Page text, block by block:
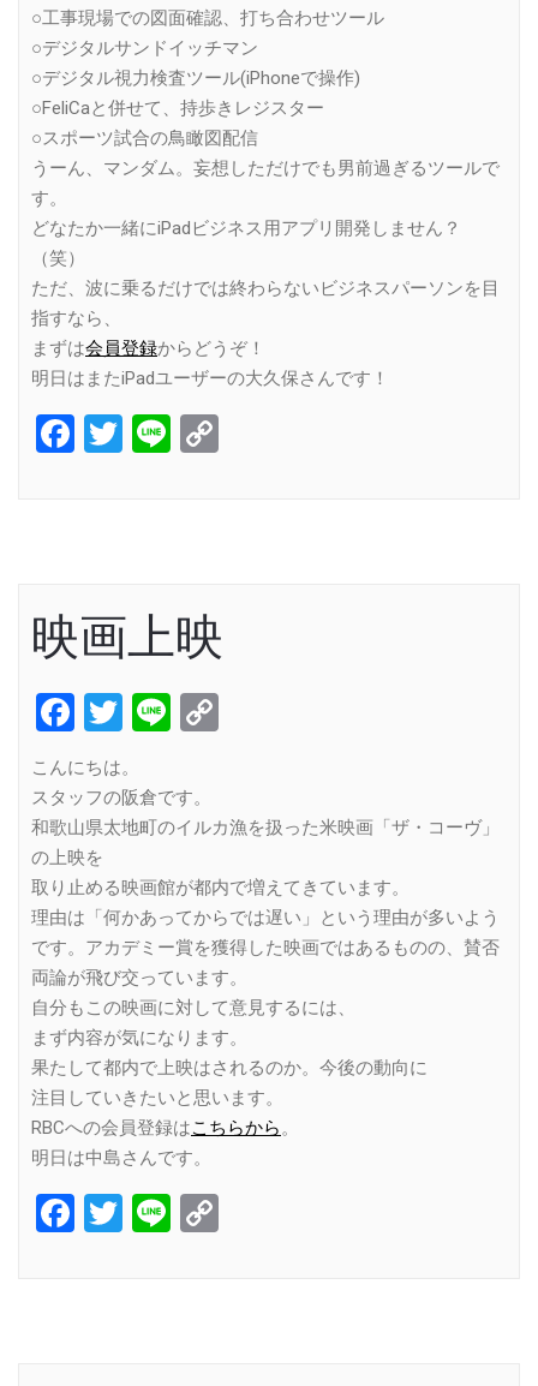
○工事現場での図面確認、打ち合わせツール
○デジタルサンドイッチマン
○デジタル視力検査ツール(iPhoneで操作)
○FeliCaと併せて、持歩きレジスター
○スポーツ試合の鳥瞰図配信
うーん、マンダム。妄想しただけでも男前過ぎるツールで
す。
どなたか一緒にiPadビジネス用アプリ開発しません？
（笑）
ただ、波に乗るだけでは終わらないビジネスパーソンを目
指すなら、
まずは会員登録からどうぞ！
明日はまたiPadユーザーの大久保さんです！
Facebook
Twitter
Line
映画上映
Facebook
Twitter
Line
こんにちは。
スタッフの阪倉です。
和歌山県太地町のイルカ漁を扱った米映画「ザ・コーヴ」
の上映を
取り止める映画館が都内で増えてきています。
理由は「何かあってからでは遅い」という理由が多いよう
です。アカデミー賞を獲得した映画ではあるものの、賛否
両論が飛び交っています。
自分もこの映画に対して意見するには、
まず内容が気になります。
果たして都内で上映はされるのか。今後の動向に
注目していきたいと思います。
RBCへの会員登録はこちらから。
明日は中島さんです。
Facebook
Twitter
Line